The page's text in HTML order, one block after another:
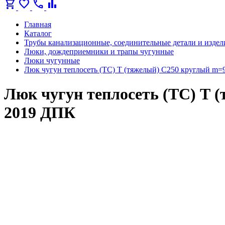
shopping_cart favorite call bar_chart
Главная
Каталог
Трубы канализационные, соединительные детали и
Люки, дождеприемники и трапы чугунные
Люки чугунные
Люк чугун теплосеть (ТС) Т (тяжелый) С250 круглый
Люк чугун теплосеть (ТС) Т
2019 ДПК